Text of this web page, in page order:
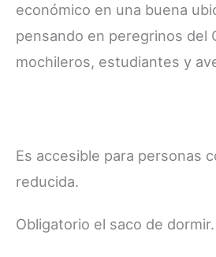
económico en una buena
pensando en peregrinos del
mochileros, estudiantes y
Es accesible para personas
reducida.
Obligatorio el saco de dormir.